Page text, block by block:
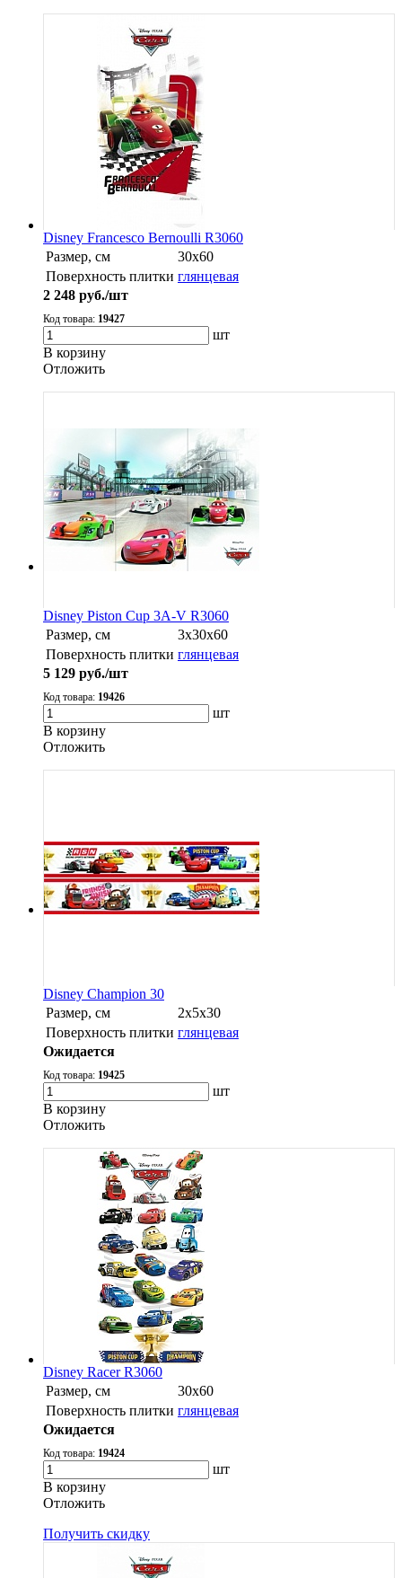
Disney Francesco Bernoulli R3060
Размер, см
30х60
Поверхность плитки глянцевая
2 248 руб./шт
Код товара: 19427
шт
В корзину
Oтложить
Disney Piston Cup 3A-V R3060
Размер, см
3x30x60
Поверхность плитки глянцевая
5 129 руб./шт
Код товара: 19426
шт
В корзину
Oтложить
Disney Champion 30
Размер, см
2x5x30
Поверхность плитки глянцевая
Ожидается
Код товара: 19425
шт
В корзину
Oтложить
Disney Racer R3060
Размер, см
30х60
Поверхность плитки глянцевая
Ожидается
Код товара: 19424
шт
В корзину
Oтложить
Получить скидку